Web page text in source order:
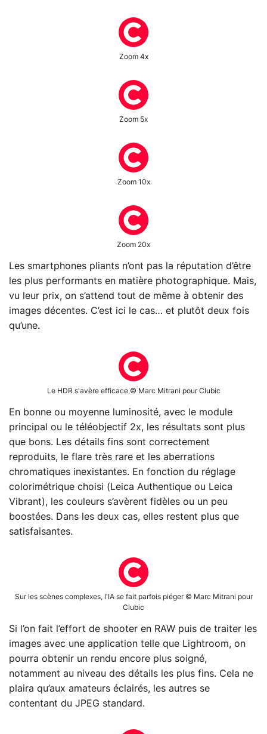
Zoom 4x
Zoom 5x
Zoom 10x
Zoom 20x
Les smartphones pliants n’ont pas la réputation d’être
les plus performants en matière photographique. Mais,
vu leur prix, on s’attend tout de même à obtenir des
images décentes. C’est ici le cas… et plutôt deux fois
qu’une.
Le HDR s'avère efficace © Marc Mitrani pour Clubic
En bonne ou moyenne luminosité, avec le module
principal ou le téléobjectif 2x, les résultats sont plus
que bons. Les détails fins sont correctement
reproduits, le flare très rare et les aberrations
chromatiques inexistantes. En fonction du réglage
colorimétrique choisi (Leica Authentique ou Leica
Vibrant), les couleurs s’avèrent fidèles ou un peu
boostées. Dans les deux cas, elles restent plus que
satisfaisantes.
Sur les scènes complexes, l'IA se fait parfois piéger © Marc Mitrani pour
Clubic
Si l’on fait l’effort de shooter en RAW puis de traiter les
images avec une application telle que Lightroom, on
pourra obtenir un rendu encore plus soigné,
notamment au niveau des détails les plus fins. Cela ne
plaira qu’aux amateurs éclairés, les autres se
contentant du JPEG standard.